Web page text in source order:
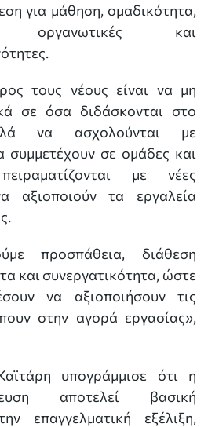
για μάθηση, ομαδικότητα,
οργανωτικές και
τους νέους είναι να μη
σε όσα διδάσκονται στο
να ασχολούνται με
σε ομάδες και
με νέες
αξιοποιούν τα εργαλεία
προσπάθεια, διάθεση
και συνεργατικότητα, ώστε
να αξιοποιήσουν τις
στην αγορά εργασίας»,
υπογράμμισε ότι η
αποτελεί βασική
επαγγελματική εξέλιξη,